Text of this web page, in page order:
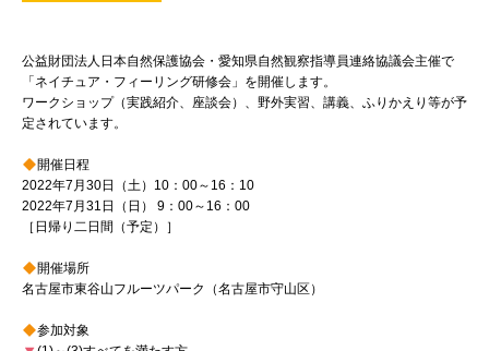
公益財団法人日本自然保護協会・愛知県自然観察指導員連絡協議会主催で
「ネイチュア・フィーリング研修会」を開催します。
ワークショップ（実践紹介、座談会）、野外実習、講義、ふりかえり等が予
定されています。
開催日程
2022年7月30日（土）10：00～16：10
2022年7月31日（日） 9：00～16：00
［日帰り二日間（予定）］
開催場所
名古屋市東谷山フルーツパーク（名古屋市守山区）
参加対象